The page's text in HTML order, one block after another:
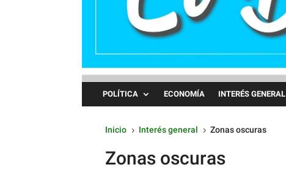
POLÍTICA ECONOMÍA INTERÉS GENERAL
Inicio 5 Interés general 5 Zonas oscuras
Zonas oscuras